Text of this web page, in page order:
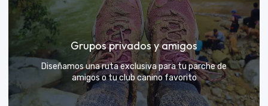
Días de Campo para Empresas
El mejor beneficio para tu equipo: compartir con sus
exploradores y fortalecer lazos rodeados de
naturaleza
VER MÁS
Grupos privados y amigos
Diseñamos una ruta exclusiva para tu parche de
amigos o tu club canino favorito